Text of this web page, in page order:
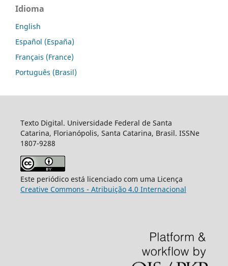
Idioma
English
Español (España)
Français (France)
Português (Brasil)
Texto Digital. Universidade Federal de Santa
Catarina, Florianópolis, Santa Catarina, Brasil. ISSNe
1807-9288
Este periódico está licenciado com uma Licença
Creative Commons - Atribuição 4.0 Internacional